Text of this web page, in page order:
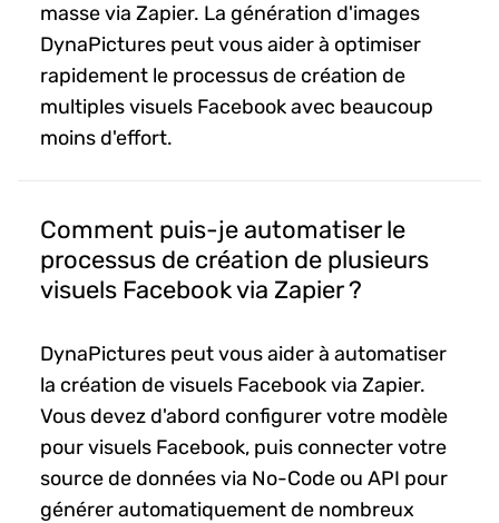
masse via Zapier. La génération d'images
DynaPictures peut vous aider à optimiser
rapidement le processus de création de
multiples visuels Facebook avec beaucoup
moins d'effort.
Comment puis-je automatiser le
processus de création de plusieurs
visuels Facebook via Zapier ?
DynaPictures peut vous aider à automatiser
la création de visuels Facebook via Zapier.
Vous devez d'abord configurer votre modèle
pour visuels Facebook, puis connecter votre
source de données via No-Code ou API pour
générer automatiquement de nombreux